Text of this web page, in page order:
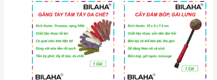
Khoảng
giá:
từ
18.000 VND
đến
23.000 VND